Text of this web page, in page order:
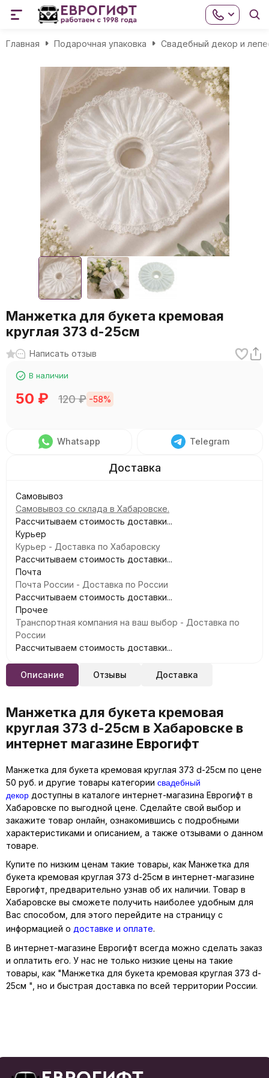
Главная Подарочная упаковка Свадебный декор и
Манжетка для букета кремовая
круглая 373 d-25см
Написать отзыв
В наличии
50 ₽ 120₽ -58%
Whatsapp Telegram
Самовывоз
Самовывоз со склада в Хабаровске.
Рассчитываем стоимость доставки...
Курьер
Курьер - Доставка по Хабаровску
Рассчитываем стоимость доставки...
Почта
Почта России - Доставка по России
Рассчитываем стоимость доставки...
Прочее
Транспортная компания на ваш выбор - Доставка по
России
Рассчитываем стоимость доставки...
Описание Отзывы Доставка
Манжетка для букета кремовая
круглая 373 d-25см в Хабаровске в
интернет магазине Еврогифт
Манжетка для букета кремовая круглая 373 d-25см по цене
50 руб. и другие товары категории свадебный
декор доступны в каталоге интернет-магазина Еврогифт в
Хабаровске по выгодной цене. Сделайте свой выбор и
закажите товар онлайн, ознакомившись с подробными
характеристиками и описанием, а также отзывами о данном
товаре.
Купите по низким ценам такие товары, как Манжетка для
букета кремовая круглая 373 d-25см в интернет-магазине
Еврогифт, предварительно узнав об их наличии. Товар в
Хабаровске вы сможете получить наиболее удобным для
Вас способом, для этого перейдите на страницу с
информацией о доставке и оплате.
В интернет-магазине Еврогифт всегда можно сделать заказ
и оплатить его. У нас не только низкие цены на такие
товары, как "Манжетка для букета кремовая круглая 373 d-
25см ", но и быстрая доставка по всей территории России.